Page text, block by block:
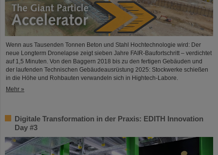
Wenn aus Tausenden Tonnen Beton und Stahl Hochtechnologie wird: Der
neue Longterm Dronelapse zeigt sieben Jahre FAIR-Baufortschritt – verdichtet
auf 1,5 Minuten. Von den Baggern 2018 bis zu den fertigen Gebäuden und
der laufenden Technischen Gebäudeausrüstung 2025: Stockwerke schießen
in die Höhe und Rohbauten verwandeln sich in Hightech-Labore.​
Mehr »
Digitale Transformation in der Praxis: EDITH Innovation
Day #3